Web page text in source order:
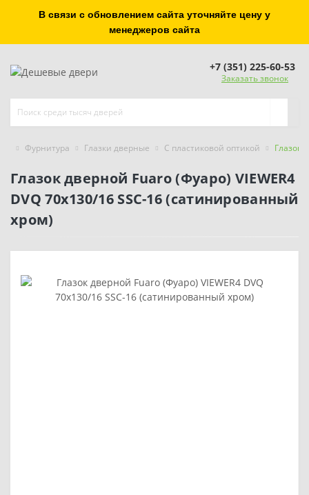
В связи с обновлением сайта уточняйте цену у
менеджеров сайта
+7 (351) 225-60-53
Заказать звонок
Фурнитура Глазки дверные С пластиковой оптикой Глазок
Глазок дверной Fuaro (Фуаро) VIEWER4
DVQ 70х130/16 SSC-16 (сатинированный
хром)